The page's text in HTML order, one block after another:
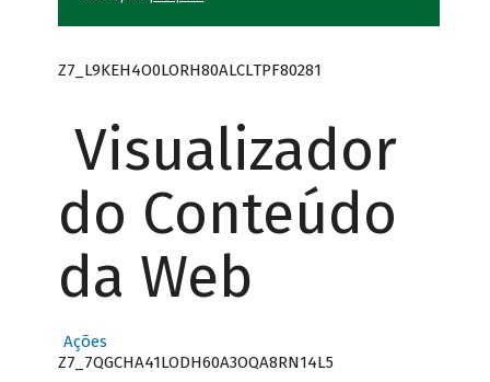
Z7_L9KEH4O0LORH80ALCLTPF80281
Visualizador
do Conteúdo
da Web
Ações
Z7_7QGCHA41LODH60A3OQA8RN14L5